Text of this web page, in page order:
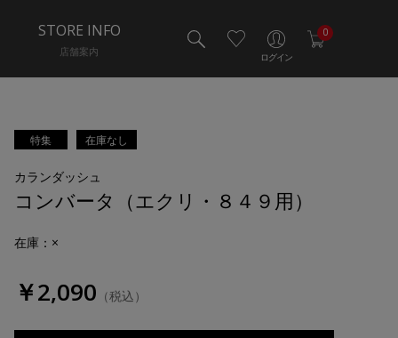
ログイン
0
STORE INFO
店舗案内
特集 在庫なし
カランダッシュ
コンバータ（エクリ・８４９用）
在庫：×
￥2,090 （税込）